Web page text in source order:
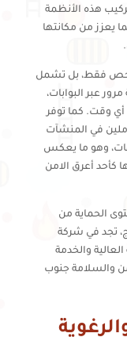
هذه الأنظمة
يعزز من مكانتها
فقط، بل تشمل
عبر البوابات،
وقت. كما توفر
في المنشآت
وهو ما يعكس
كأحد أعرق الامن
الحماية من
تجد في شركة
والخدمة
والسلامة جنوب